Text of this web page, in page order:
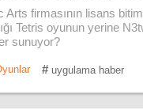
Arts firmasının lisans
Tetris oyunun yerine
sunuyor?
# uygulama haber